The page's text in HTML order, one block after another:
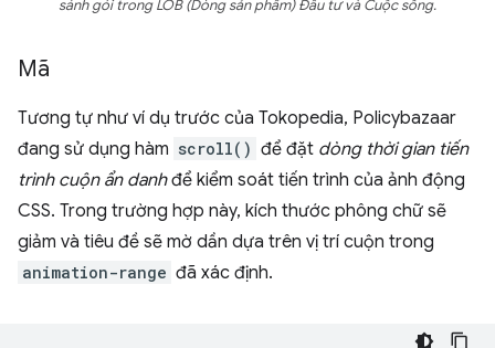
sánh gói trong LOB (Dòng sản phẩm) Đầu tư và Cuộc sống.
Mã
Tương tự như ví dụ trước của Tokopedia, Policybazaar
đang sử dụng hàm scroll() để đặt dòng thời gian tiến
trình cuộn ẩn danhđể kiểm soát tiến trình của ảnh động
CSS. Trong trường hợp này, kích thước phông chữ sẽ
giảm và tiêu đề sẽ mờ dần dựa trên vị trí cuộn trong
animation-range đã xác định.